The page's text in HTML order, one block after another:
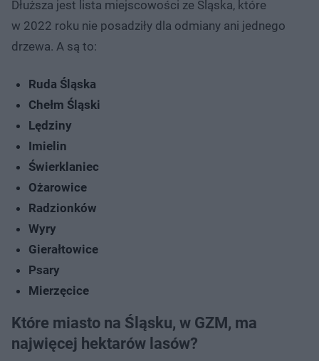
Dłuższa jest lista miejscowości ze Śląska, które
w 2022 roku nie posadziły dla odmiany ani jednego
drzewa. A są to:
Ruda Śląska
Chełm Śląski
Lędziny
Imielin
Świerklaniec
Ożarowice
Radzionków
Wyry
Gierałtowice
Psary
Mierzęcice
Które miasto na Śląsku, w GZM, ma
najwięcej hektarów lasów?